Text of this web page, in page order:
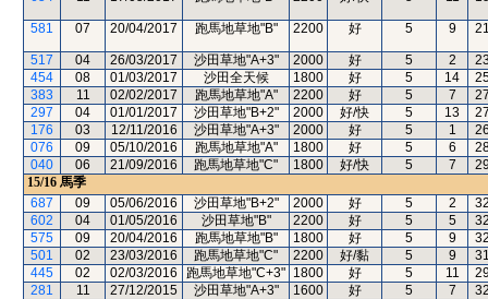
581 07 20/04/2017 跑馬地草地"B" 2200 好 5 9
517 04 26/03/2017 沙田草地"A+3" 2000 好 5 2
454
08 01/03/2017 沙田全天候 1800 好 5 14
383
11 02/02/2017 跑馬地草地"A" 2200 好 5 7
297
04 01/01/2017 沙田草地"B+2" 2000 好/快 5 13
176
03 12/11/2016 沙田草地"A+3" 2000 好 5 1
076
09 05/10/2016 跑馬地草地"A" 1800 好 5 6
040
06 21/09/2016 跑馬地草地"C" 1800 好/快 5 7
15/16 馬季
687
09 05/06/2016 沙田草地"B+2" 2000 好 5 2
602
04 01/05/2016 沙田草地"B" 2200 好 5 5
575
09 20/04/2016 跑馬地草地"B" 1800 好 5 9
501
02 23/03/2016 跑馬地草地"C" 2200 好/黏 5 9
445
02 02/03/2016 跑馬地草地"C+3" 1800 好 5 11
281
11 27/12/2015 沙田草地"A+3" 1600 好 5 7